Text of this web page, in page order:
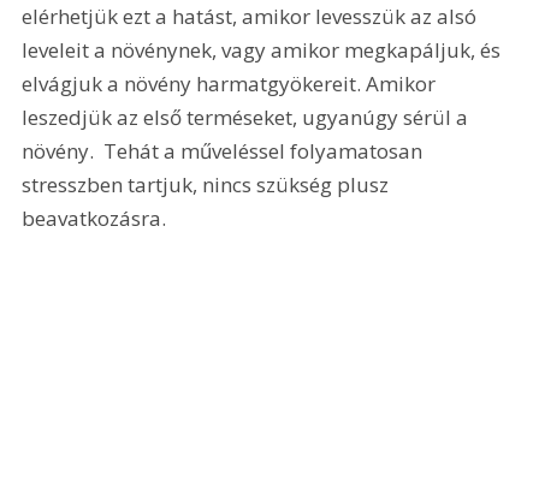
elérhetjük ezt a hatást, amikor levesszük az alsó
leveleit a növénynek, vagy amikor megkapáljuk, és
elvágjuk a növény harmatgyökereit. Amikor
leszedjük az első terméseket, ugyanúgy sérül a
növény.  Tehát a műveléssel folyamatosan
stresszben tartjuk, nincs szükség plusz
beavatkozásra.